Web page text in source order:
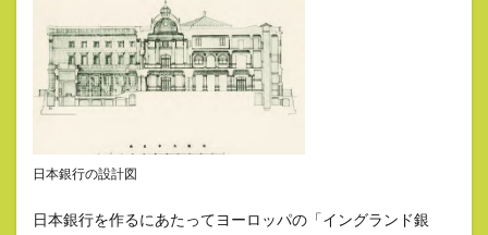
日本銀行の設計図
日本銀行を作るにあたってヨーロッパの「イングランド銀